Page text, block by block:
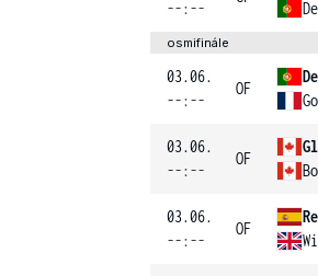
--:--
osmifinále
03.06.
--:--
OF
03.06.
--:--
OF
03.06.
--:--
OF